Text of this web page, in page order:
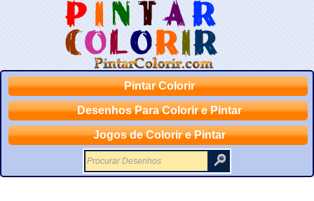
Pintar Colorir
Desenhos Para Colorir e Pintar
Jogos de Colorir e Pintar